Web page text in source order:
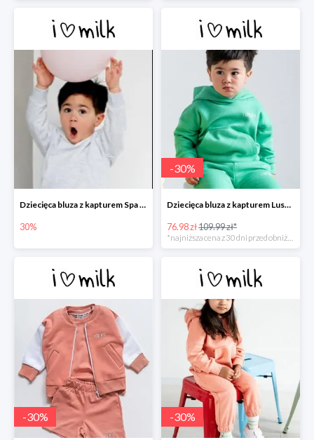
Dziecięca bluza z kapturem Spa Melange
30%
-30%
Dziecięca bluza z kapturem Lush Green -30%
76.98 zł109.99 zł*
-30% -30%